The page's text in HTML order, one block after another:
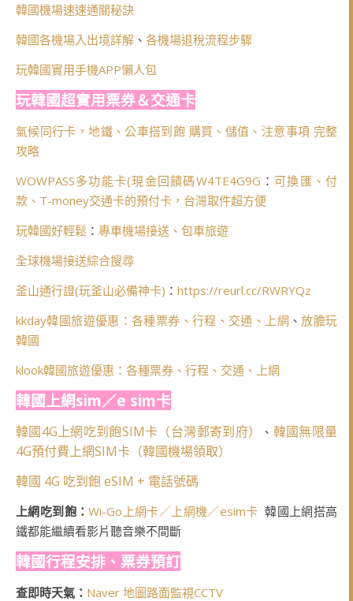
韓國機場速速通關秘訣
韓國各機場入出境詳解 、 各機場退稅流程步驟
玩韓國實用手機APP懶人包
玩韓國超實用票券＆交通卡
氣候同行卡，地鐵、公車搭到飽 購買、儲值、注意事項 完整
攻略
WOWPASS多功能卡(現金回饋碼W4TE4G9G ：可換匯、付
款、T-money交通卡的預付卡，台灣取件超方便
玩韓國好輕鬆 ： 專車機場接送、包車旅遊
全球機場接送綜合搜尋
釜山通行證(玩釜山必備神卡) ： https://reurl.cc/RWRYQz
kkday韓國旅遊優惠：各種票券、行程、交通、上網 、放膽玩
韓國
klook韓國旅遊優惠：各種票券、行程、交通、上網
韓國上網sim／e sim卡
韓國4G上網吃到飽SIM卡（台灣郵寄到府） 、 韓國無限量
4G預付費上網SIM卡（韓國機場領取）
韓國 4G 吃到飽 eSIM + 電話號碼
上網吃到飽：Wi-Go上網卡／上網機／esim卡 韓國上網搭高
鐵都能繼續看影片聽音樂不間斷
韓國行程安排、票券預訂
查即時天氣： Naver 地圖路面監視CCTV